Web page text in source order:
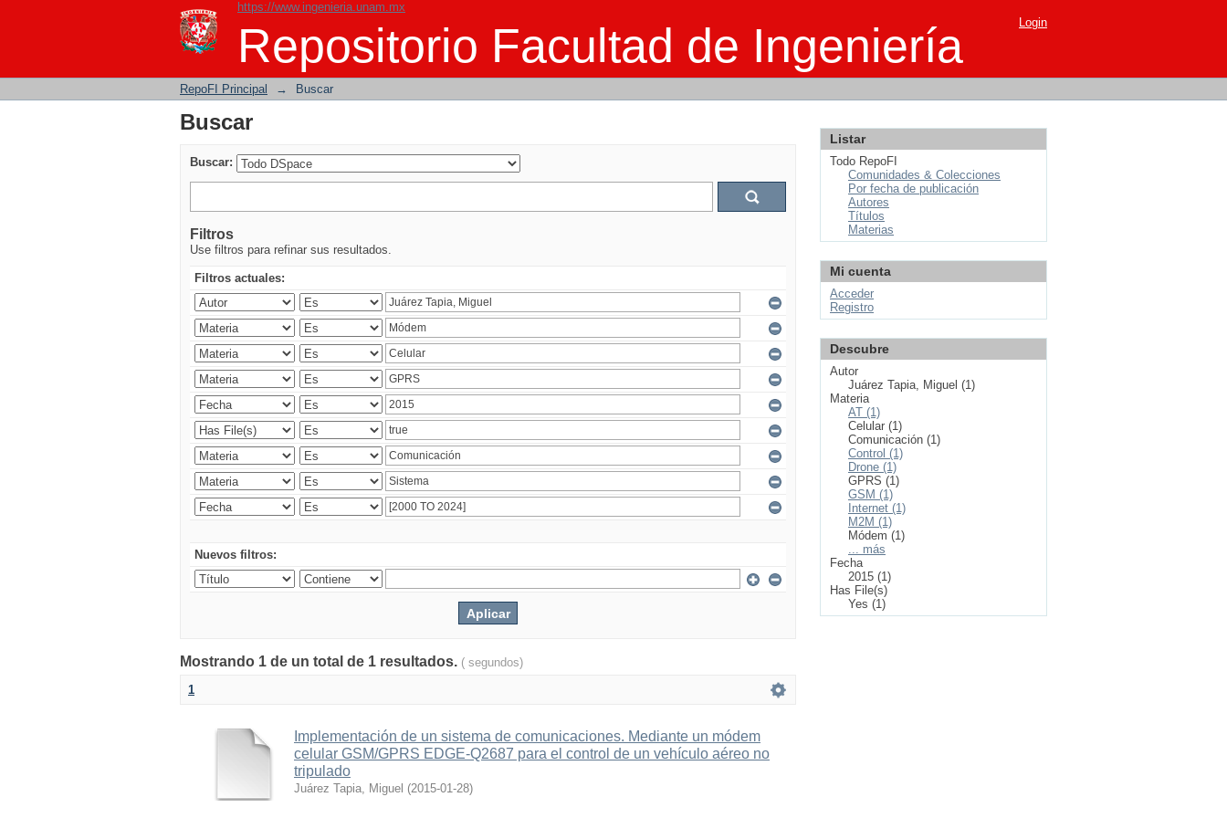
https://www.ingenieria.unam.mx
Repositorio Facultad de Ingeniería
Buscar Login
RepoFI Principal → Buscar
Buscar
Buscar:
Filtros
Use filtros para refinar sus resultados.
Filtros actuales:
Nuevos filtros:
Mostrando 1 de un total de 1 resultados. ( segundos)
1
Implementación de un sistema de comunicaciones. Mediante un módem
celular GSM/GPRS EDGE-Q2687 para el control de un vehículo aéreo no
tripulado
Juárez Tapia, Miguel (2015-01-28)
Listar
Todo RepoFI
Comunidades & Colecciones
Por fecha de publicación
Autores
Títulos
Materias
Mi cuenta
Acceder
Registro
Descubre
Autor
Juárez Tapia, Miguel (1)
Materia
AT (1)
Celular (1)
Comunicación (1)
Control (1)
Drone (1)
GPRS (1)
GSM (1)
Internet (1)
M2M (1)
Módem (1)
... más
Fecha
2015 (1)
Has File(s)
Yes (1)